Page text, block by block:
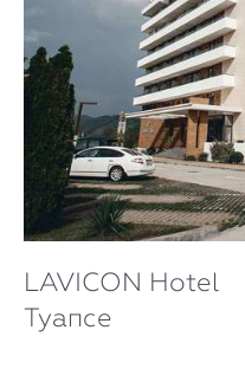
LAVICON Hotel
Туапсе